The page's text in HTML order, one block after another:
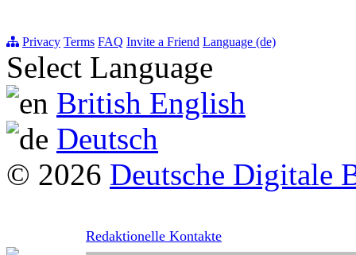
Privacy Terms FAQ Invite a Friend Language (de)
Select Language
British English
Deutsch
© 2026 Deutsche Digitale
Redaktionelle Kontakte